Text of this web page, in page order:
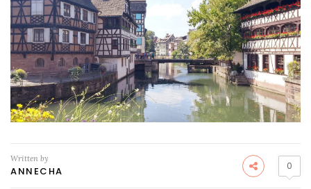
Written by
ANNECHA 0